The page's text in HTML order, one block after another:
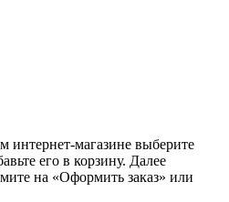
интернет-магазине выберите
его в корзину. Далее
на «Оформить заказ» или